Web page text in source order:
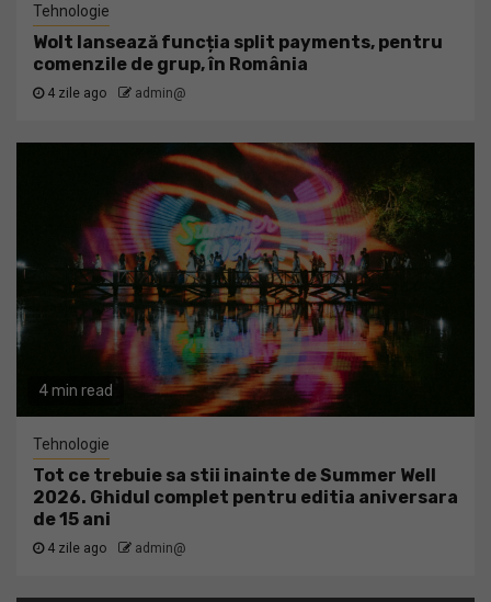
Tehnologie
Wolt lansează funcția split payments, pentru
comenzile de grup, în România
4 zile ago admin@
4 min read
Tehnologie
Tot ce trebuie sa stii inainte de Summer Well
2026. Ghidul complet pentru editia aniversara
de 15 ani
4 zile ago admin@